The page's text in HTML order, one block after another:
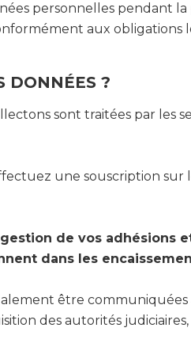
personnelles pendant
aux
DONNÉES ?
sont traitées par les
une souscription sur
de vos adhésions
dans les
être
des autorités